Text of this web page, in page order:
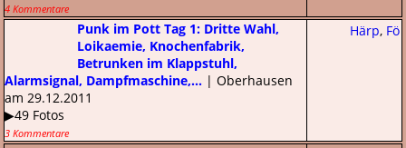
4 Kommentare
Härp, Fö
Punk im Pott Tag 1: Dritte Wahl,
Loikaemie, Knochenfabrik,
Betrunken im Klappstuhl,
Alarmsignal, Dampfmaschine,... | Oberhausen
am 29.12.2011
▶49 Fotos
3 Kommentare